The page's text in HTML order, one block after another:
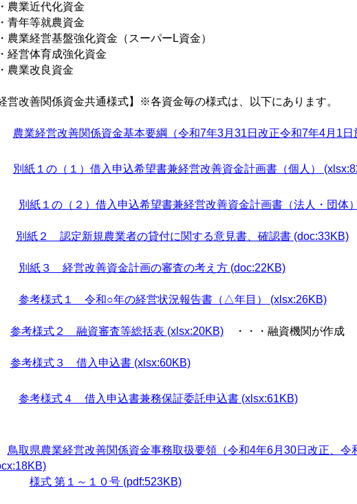
業近代化資金
年等就農資金
業経営基盤強化資金（スーパーL資金）
営体育成強化資金
業改良資金
営改善関係資金共通様式】※各資金毎の様式は、以下にあります。
農業経営改善関係資金基本要綱（令和7年3月31日改正令和7年4月1
別紙１の（１）借入申込希望書兼経営改善資金計画書（個人）
別紙１の（２）借入申込希望書兼経営改善資金計画書（法人・団体
別紙２ 認定新規農業者の貸付に関する意見書、確認書 (doc:33KB)
別紙３ 経営改善資金計画の審査の考え方 (doc:22KB)
参考様式１ 令和○年の経営状況報告書（△年目） (xlsx:26KB)
参考様式２ 融資審査等総括表 (xlsx:20KB)・・・融資機関が作成
参考様式３ 借入申込書 (xlsx:60KB)
参考様式４ 借入申込書兼務保証委託申込書 (xlsx:61KB)
鳥取県農業経営改善関係資金事務取扱要領（令和4年6月30日改正、令
様式 第１～１０号 (pdf:523KB)